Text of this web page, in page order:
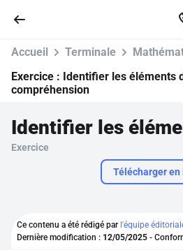
Parcourir
Se connecter
Accueil Terminale
Exercice : Identifier les éléments
compréhension
Exercice
Télécharger en
Ce contenu a été rédigé par l'équipe
Dernière modification : 12/05/2025 -